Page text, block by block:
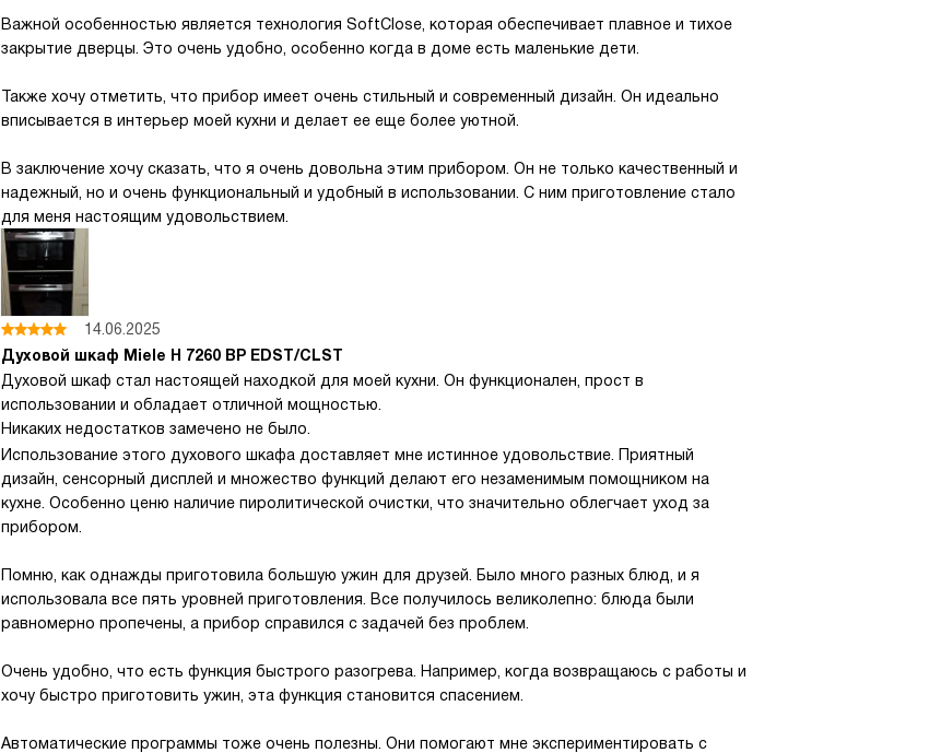
Важной особенностью является технология SoftClose, которая обеспечивает плавное и тихое
закрытие дверцы. Это очень удобно, особенно когда в доме есть маленькие дети.
Также хочу отметить, что прибор имеет очень стильный и современный дизайн. Он идеально
вписывается в интерьер моей кухни и делает ее еще более уютной.
В заключение хочу сказать, что я очень довольна этим прибором. Он не только качественный и
надежный, но и очень функциональный и удобный в использовании. С ним приготовление стало
для меня настоящим удовольствием.
14.06.2025
Духовой шкаф Miele H 7260 BP EDST/CLST
Духовой шкаф стал настоящей находкой для моей кухни. Он функционален, прост в
использовании и обладает отличной мощностью.
Никаких недостатков замечено не было.
Использование этого духового шкафа доставляет мне истинное удовольствие. Приятный
дизайн, сенсорный дисплей и множество функций делают его незаменимым помощником на
кухне. Особенно ценю наличие пиролитической очистки, что значительно облегчает уход за
прибором.
Помню, как однажды приготовила большую ужин для друзей. Было много разных блюд, и я
использовала все пять уровней приготовления. Все получилось великолепно: блюда были
равномерно пропечены, а прибор справился с задачей без проблем.
Очень удобно, что есть функция быстрого разогрева. Например, когда возвращаюсь с работы и
хочу быстро приготовить ужин, эта функция становится спасением.
Автоматические программы тоже очень полезны. Они помогают мне экспериментировать с